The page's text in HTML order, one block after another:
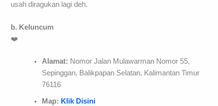
usah diragukan lagi deh.
b. Keluncum
❤️
Alamat: Nomor Jalan Mulawarman Nomor 55,
Sepinggan, Balikpapan Selatan, Kalimantan Timur
76116
Map: Klik Disini